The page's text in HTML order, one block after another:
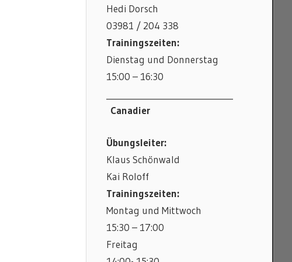
Hedi Dorsch
03981 / 204 338
Trainingszeiten:
Dienstag und Donnerstag
15:00 – 16:30
Canadier
Übungsleiter:
Klaus Schönwald
Kai Roloff
Trainingszeiten:
Montag und Mittwoch
15:30 – 17:00
Freitag